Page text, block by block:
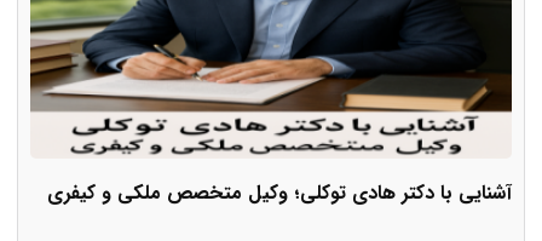
آشنایی با دکتر هادی توکلی؛ وکیل متخصص ملکی و کیفری